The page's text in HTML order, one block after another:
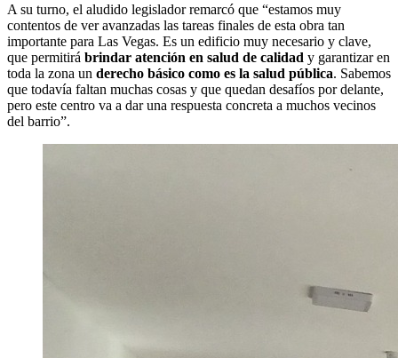
A su turno, el aludido legislador remarcó que “estamos muy
contentos de ver avanzadas las tareas finales de esta obra tan
importante para Las Vegas. Es un edificio muy necesario y clave,
que permitirá brindar atención en salud de calidad y garantizar en
toda la zona un derecho básico como es la salud pública. Sabemos
que todavía faltan muchas cosas y que quedan desafíos por delante,
pero este centro va a dar una respuesta concreta a muchos vecinos
del barrio”.